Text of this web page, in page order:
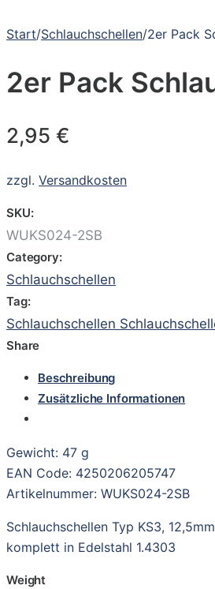
Start/Schlauchschellen/2er Pack
2er Pack
2,95 €
zzgl. Versandkosten
SKU:
WUKS024-2SB
Category:
Schlauchschellen
Tag:
Schlauchschellen
Share
Beschreibung
Zusätzliche Informationen
Gewicht: 47 g
EAN Code: 4250206205747
Artikelnummer: WUKS024-2SB
Schlauchschellen Typ KS3,
komplett in Edelstahl 1.4303
Weight